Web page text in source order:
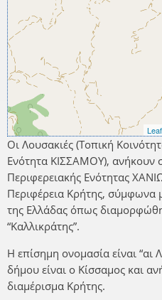
Οι Λουσακιές (Τοπική
Ενότητα ΚΙΣΣΑΜΟΥ), ανήκουν
Περιφερειακής Ενότητας
Περιφέρεια Κρήτης, σύμφωνα
της Ελλάδας όπως
“Καλλικράτης”.
Η επίσημη ονομασία είναι “αι
δήμου είναι ο Κίσσαμος και
διαμέρισμα Κρήτης.